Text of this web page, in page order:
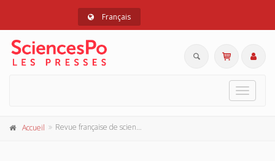
Français
Toggle
Accueil Revue française de science politique 59-3, juin 2009